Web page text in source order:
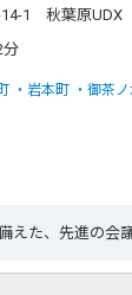
14-1 秋葉原UDX
分
岩本町 御茶
えた、先進の会